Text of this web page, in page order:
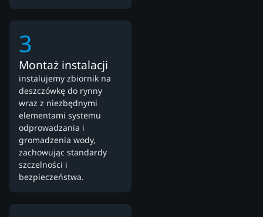
3
Montaż instalacji
instalujemy zbiornik na
deszczówkę do rynny
wraz z niezbędnymi
elementami systemu
odprowadzania i
gromadzenia wody,
zachowując standardy
szczelności i
bezpieczeństwa.